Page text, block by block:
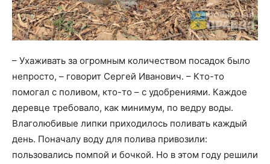
– Ухаживать за огромным количеством посадок было
непросто, – говорит Сергей Иванович. – Кто-то
помогал с поливом, кто-то – с удобрениями. Каждое
деревце требовало, как минимум, по ведру воды.
Влаголюбивые липки приходилось поливать каждый
день. Поначалу воду для полива привозили:
пользовались помпой и бочкой. Но в этом году решили